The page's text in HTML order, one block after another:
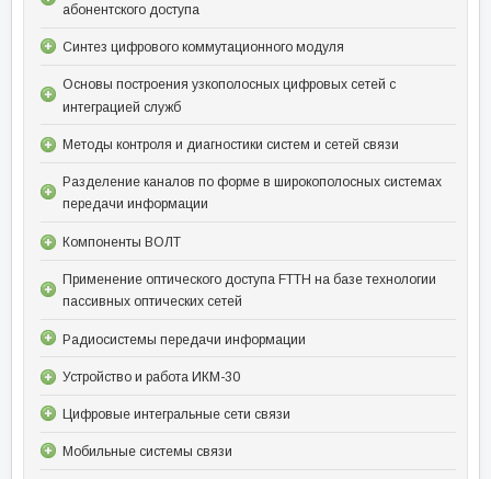
абонентского доступа
Синтез цифрового коммутационного модуля
Основы построения узкополосных цифровых сетей с
интеграцией служб
Методы контроля и диагностики систем и сетей связи
Разделение каналов по форме в широкополосных системах
передачи информации
Компоненты ВОЛТ
Применение оптического доступа FTTH на базе технологии
пассивных оптических сетей
Радиосистемы передачи информации
Устройство и работа ИКМ-30
Цифровые интегральные сети связи
Мобильные системы связи